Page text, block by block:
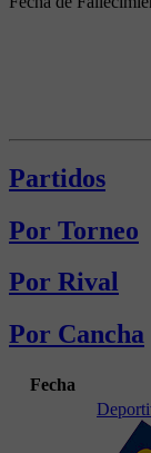
Partidos
Por Torneo
Por Rival
Por Cancha
Fecha